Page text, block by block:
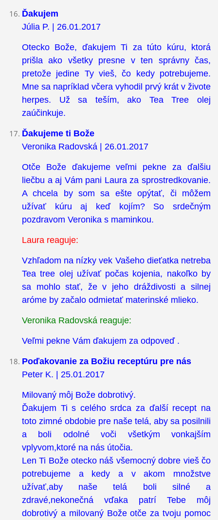
Ďakujem
Júlia P. | 26.01.2017
Otecko Bože, ďakujem Ti za túto kúru, ktorá
prišla ako všetky presne v ten správny čas,
pretože jedine Ty vieš, čo kedy potrebujeme.
Mne sa napríklad včera vyhodil prvý krát v živote
herpes. Už sa teším, ako Tea Tree olej
zaúčinkuje.
Ďakujeme ti Bože
Veronika Radovská | 26.01.2017
Otče Bože ďakujeme veľmi pekne za ďalšiu
liečbu a aj Vám pani Laura za sprostredkovanie.
A chcela by som sa ešte opýtať, či môžem
užívať kúru aj keď kojím? So srdečným
pozdravom Veronika s maminkou.
Laura reaguje:
Vzhľadom na nízky vek Vašeho dieťatka netreba
Tea tree olej užívať počas kojenia, nakoľko by
sa mohlo stať, že v jeho dráždivosti a silnej
aróme by začalo odmietať materinské mlieko.
Veronika Radovská reaguje:
Veľmi pekne Vám ďakujem za odpoveď .
Poďakovanie za Božiu receptúru pre nás
Peter K. | 25.01.2017
Milovaný môj Bože dobrotivý.
Ďakujem Ti s celého srdca za ďalší recept na
toto zimné obdobie pre naše telá, aby sa posilnili
a boli odolné voči všetkým vonkajším
vplyvom,ktoré na nás útočia.
Len Ti Bože otecko náš všemocný dobre vieš čo
potrebujeme a kedy a v akom množstve
užívať,aby naše telá boli silné a
zdravé,nekonečná vďaka patrí Tebe môj
dobrotivý a milovaný Bože otče za tvoju pomoc